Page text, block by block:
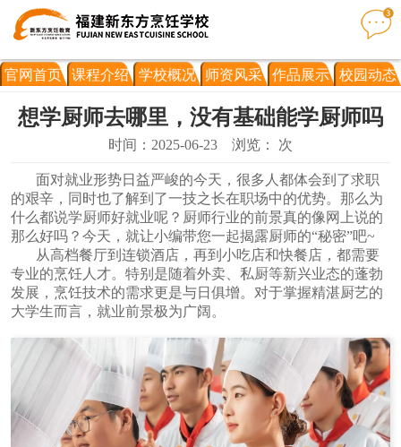
官网首页 课程介绍 学校概况 师资风采 作品展示 校园动态
想学厨师去哪里，没有基础能学厨师吗
时间：2025-06-23 浏览： 次
面对就业形势日益严峻的今天，很多人都体会到了求职
的艰辛，同时也了解到了一技之长在职场中的优势。那么为
什么都说学厨师好就业呢？厨师行业的前景真的像网上说的
那么好吗？今天，就让小编带您一起揭露厨师的“秘密”吧~
从高档餐厅到连锁酒店，再到小吃店和快餐店，都需要
专业的烹饪人才。特别是随着外卖、私厨等新兴业态的蓬勃
发展，烹饪技术的需求更是与日俱增。对于掌握精湛厨艺的
大学生而言，就业前景极为广阔。